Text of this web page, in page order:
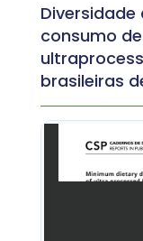
consumo
brasileiras